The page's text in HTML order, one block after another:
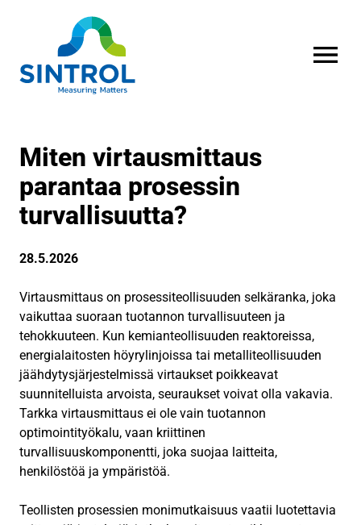
Miten virtausmittaus
parantaa prosessin
turvallisuutta?
28.5.2026
Virtausmittaus on prosessiteollisuuden selkäranka, joka
vaikuttaa suoraan tuotannon turvallisuuteen ja
tehokkuuteen. Kun kemianteollisuuden reaktoreissa,
energialaitosten höyrylinjoissa tai metalliteollisuuden
jäähdytysjärjestelmissä virtaukset poikkeavat
suunnitelluista arvoista, seuraukset voivat olla vakavia.
Tarkka virtausmittaus ei ole vain tuotannon
optimointityökalu, vaan kriittinen
turvallisuuskomponentti, joka suojaa laitteita,
henkilöstöä ja ympäristöä.
Teollisten prosessien monimutkaisuus vaatii luotettavia